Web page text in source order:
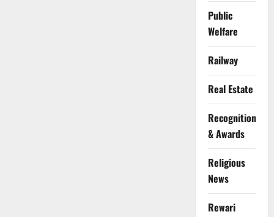
Public
Welfare
Railway
Real Estate
Recognition
& Awards
Religious
News
Rewari